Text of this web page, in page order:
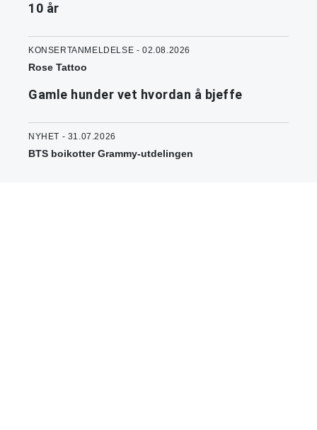
10 år
KONSERTANMELDELSE - 02.08.2026
Rose Tattoo
Gamle hunder vet hvordan å bjeffe
NYHET - 31.07.2026
BTS boikotter Grammy-utdelingen